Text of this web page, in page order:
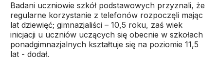
Badani uczniowie szkół podstawowych przyznali, że
regularne korzystanie z telefonów rozpoczęli mając
lat dziewięć; gimnazjaliści – 10,5 roku, zaś wiek
inicjacji u uczniów uczących się obecnie w szkołach
ponadgimnazjalnych kształtuje się na poziomie 11,5
lat - dodał.